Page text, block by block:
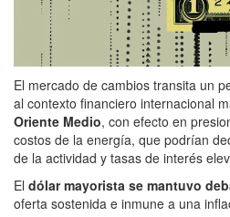
El mercado de cambios transita un
al contexto financiero internacional
Oriente Medio, con efecto en
costos de la energía, que podrían
de la actividad y tasas de interés
El dólar mayorista se mantuvo
oferta sostenida e inmune a una